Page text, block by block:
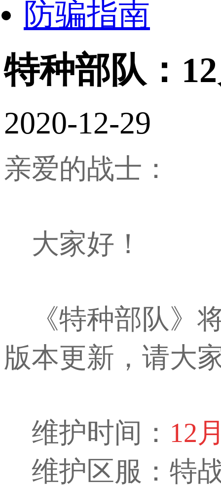
防骗指南
特种部队：
2020-12-29
亲爱的战士：
大家好！
《特种部队》
版本更新，请大
维护时间： 12
维护区服：特